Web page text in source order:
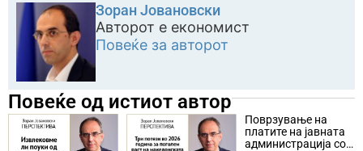
Зоран Јовановски
Авторот е економист
Повеќе за авторот
Повеќе од истиот автор
Поврзување на
платите на јавната
администрација со